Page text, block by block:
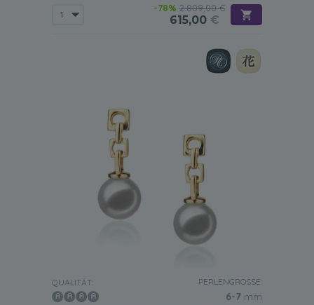
-78% 2.809,00 €
615,00 €
QUALITÄT: PERLENGRÖSSE:
6-7 mm